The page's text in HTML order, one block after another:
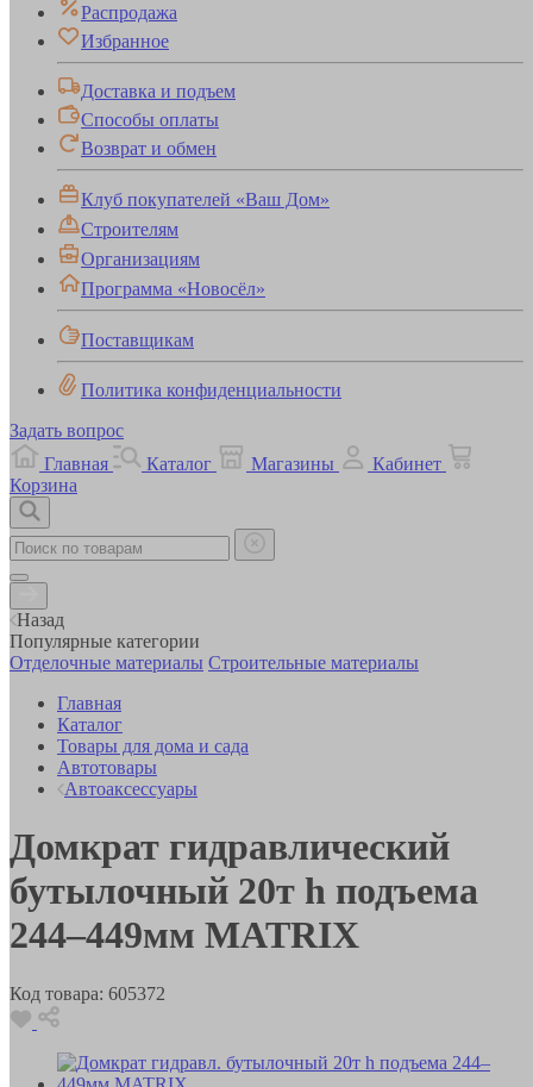
Распродажа
Избранное
Доставка и подъем
Способы оплаты
Возврат и обмен
Клуб покупателей «Ваш Дом»
Строителям
Организациям
Программа «Новосёл»
Поставщикам
Политика конфиденциальности
Задать вопрос
Главная
Каталог Магазины
Кабинет
Корзина
Назад
Популярные категории
Отделочные материалы Строительные материалы
Главная
Каталог
Товары для дома и сада
Автотовары
Автоаксессуары
Домкрат гидравлический
бутылочный 20т h подъема
244–449мм MATRIX
Код товара: 605372